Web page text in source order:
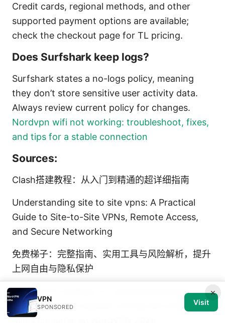
Credit cards, regional methods, and other
supported payment options are available;
check the checkout page for TL pricing.
Does Surfshark keep logs?
Surfshark states a no-logs policy, meaning
they don’t store sensitive user activity data.
Always review current policy for changes.
Nordvpn wifi not working: troubleshoot, fixes,
and tips for a stable connection
Sources:
Clash搭建教程：从入门到精通的超详细指南
Understanding site to site vpns: A Practical
Guide to Site-to-Site VPNs, Remote Access,
and Secure Networking
免费梯子：完整指南、实用工具与风险解析，提升
上网自由与隐私保护
Por que mi nordvpn no conecta soluciones
definitivas para resolver errores de conexión y
fallos comunes en NordVPN 2026
×
VPN
SPONSORED
Visit